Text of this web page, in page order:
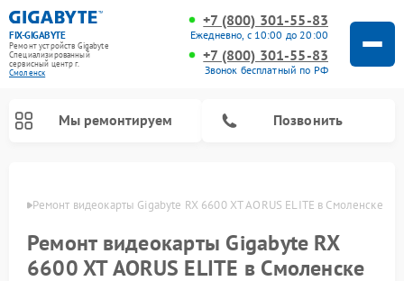
FIX-GIGABYTE
Ремонт устройств Gigabyte
Специализированный
cервисный центр г.
Смоленск
+7 (800) 301-55-83
Ежедневно, с 10:00 до 20:00
+7 (800) 301-55-83
Звонок бесплатный по РФ
Мы ремонтируем Позвонить
Ремонт видеокарты Gigabyte RX 6600 XT AORUS ELITE в Смоленске
Ремонт видеокарты Gigabyte RX
6600 XT AORUS ELITE в Смоленске